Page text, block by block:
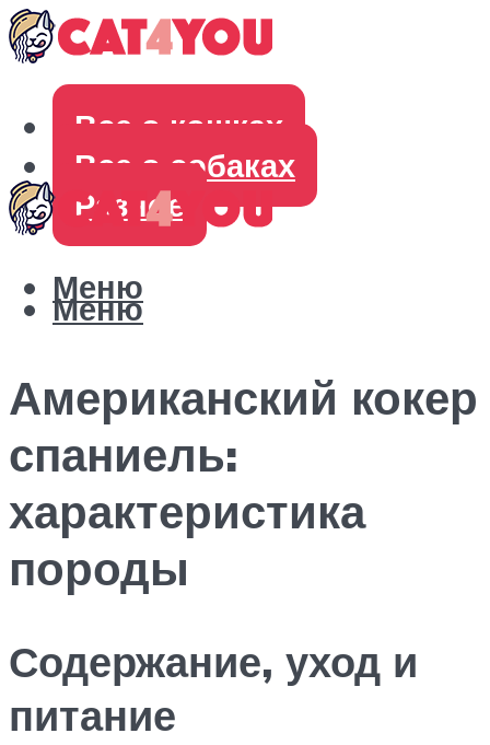
Все о кошках
Все о собаках
Разное
Меню
Меню
Американский кокер
спаниель:
характеристика
породы
Содержание, уход и
питание